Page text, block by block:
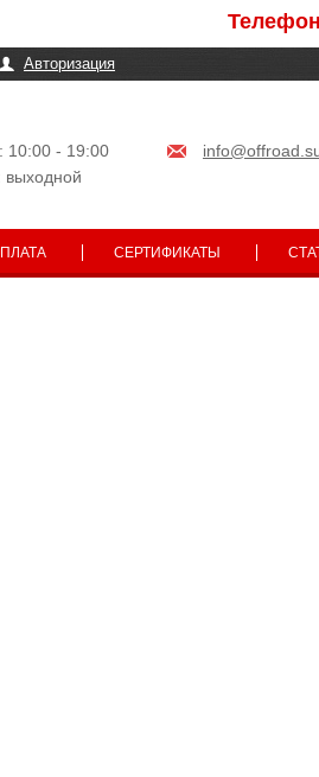
Телефоны
Авторизация
10:00 - 19:00
СЕРТИФИКАТЫ